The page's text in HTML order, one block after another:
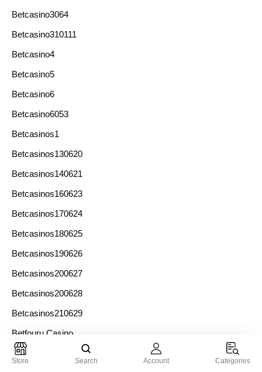
Betcasino3064
Betcasino310111
Betcasino4
Betcasino5
Betcasino6
Betcasino6053
Betcasinos1
Betcasinos130620
Betcasinos140621
Betcasinos160623
Betcasinos170624
Betcasinos180625
Betcasinos190626
Betcasinos200627
Betcasinos200628
Betcasinos210629
Betfouru Casino
Betninja5071
Store Search Account Categories